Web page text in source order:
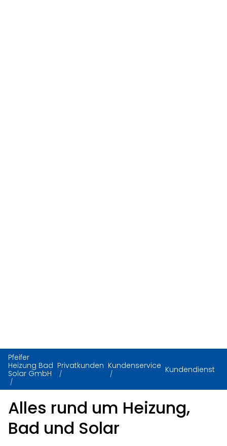
Pfeifer
Heizung Bad
Solar GmbH
Privatkunden Kundenservice Kundendienst
Alles rund um Heizung,
Bad und Solar